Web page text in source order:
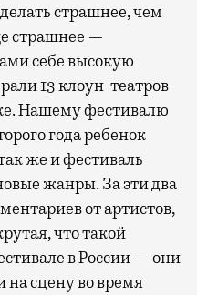
страшнее, чем
страшнее —
себе высокую
13 клоун-театров
Нашему фестивалю
года ребенок
же и фестиваль
жанры. За эти два
от артистов,
что такой
в России — они
на сцену во время